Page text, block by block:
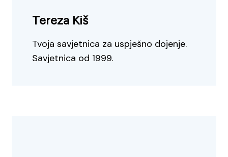
Tereza Kiš
Tvoja savjetnica za uspješno dojenje.
Savjetnica od 1999.